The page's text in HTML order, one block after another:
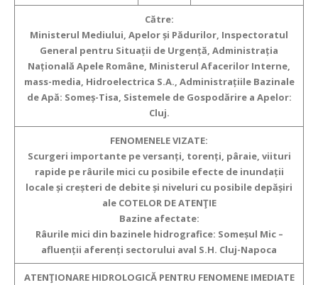
Către:
Ministerul Mediului, Apelor și Pădurilor, Inspectoratul
General pentru Situații de Urgență, Administrația
Națională Apele Române, Ministerul Afacerilor Interne,
mass-media, Hidroelectrica S.A., Administrațiile Bazinale
de Apă: Someș-Tisa, Sistemele de Gospodărire a Apelor:
Cluj.
FENOMENELE VIZATE:
Scurgeri importante pe versanți, torenți, pâraie, viituri
rapide pe râurile mici cu posibile efecte de inundații
locale și creșteri de debite și niveluri cu posibile depășiri
ale COTELOR DE ATENŢIE
Bazine afectate:
Râurile mici din bazinele hidrografice: Someșul Mic –
afluenții aferenți sectorului aval S.H. Cluj-Napoca
ATENŢIONARE HIDROLOGICĂ PENTRU FENOMENE IMEDIATE